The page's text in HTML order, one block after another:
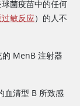
菌疫苗中的任何
敏反应）的人不
MenB 注射器
血清型 B 所致感